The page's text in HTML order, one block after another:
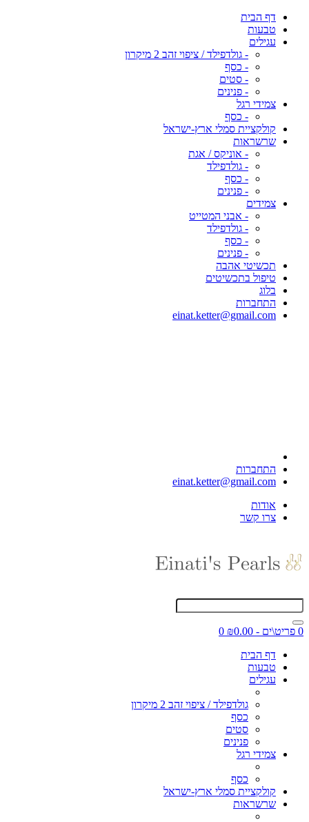
דף הבית
טבעות
עגילים
- גולדפילד / ציפוי זהב 2 מיקרון
- כסף
- סטים
- פנינים
צמידי רגל
- כסף
קולקציית סמלי ארץ-ישראל
שרשראות
- אוניקס / אגת
- גולדפילד
- כסף
- פנינים
צמידים
- אבני המטייט
- גולדפילד
- כסף
- פנינים
תכשיטי אהבה
טיפול בתכשיטים
בלוג
התחברות
einat.ketter@gmail.com
התחברות
einat.ketter@gmail.com
אודות
צרו קשר
0 פריט\ים - ₪0.00
0
דף הבית
טבעות
עגילים
גולדפילד / ציפוי זהב 2 מיקרון
כסף
סטים
פנינים
צמידי רגל
כסף
קולקציית סמלי ארץ-ישראל
שרשראות